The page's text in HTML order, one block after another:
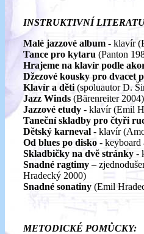
INSTRUKTIVNÍ
Malé jazzové album - klavír
Tance pro kytaru (Panton
Hrajeme na klavír podle
Džezové kousky pro dvacet
Klavír a děti (spoluautor D.
Jazz Winds (Bärenreiter 2004)
Jazzové etudy - klavír (Emil
Taneční skladby pro čtyři
Dětský karneval - klavír
Od blues po disko - keyboard
Skladbičky na dvě stránky -
Snadné ragtimy –
Hradecký 2000)
Snadné sonatiny (Emil
METODICKÉ POMŮCKY: